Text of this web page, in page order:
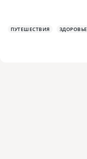
ПУТЕШЕСТВИЯ ЗДОРОВЬЕ